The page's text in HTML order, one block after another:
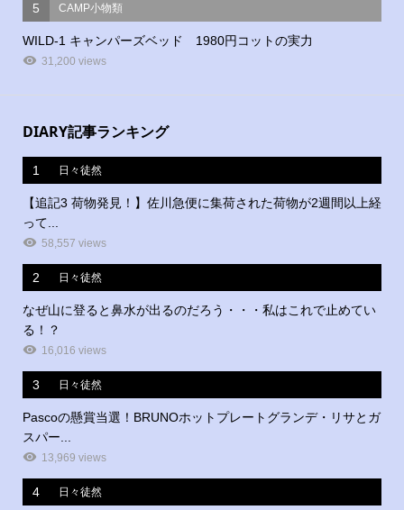
5 CAMP小物類
WILD-1 キャンパーズベッド 1980円コットの実力
31,200 views
DIARY記事ランキング
1 日々徒然
【追記3 荷物発見！】佐川急便に集荷された荷物が2週間以上経
って...
58,557 views
2 日々徒然
なぜ山に登ると鼻水が出るのだろう・・・私はこれで止めてい
る！？
16,016 views
3 日々徒然
Pascoの懸賞当選！BRUNOホットプレートグランデ・リサとガ
スパー...
13,969 views
4 日々徒然